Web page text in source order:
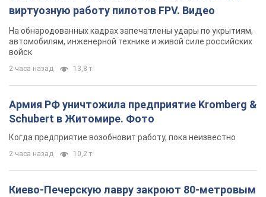
виртуозную работу пилотов FPV. Видео
На обнародованных кадрах запечатлены удары по укрытиям,
автомобилям, инженерной технике и живой силе российских
войск
2 часа назад 13,8 т.
Армия РФ уничтожила предприятие Kromberg &
Schubert в Житомире. Фото
Когда предприятие возобновит работу, пока неизвестно
2 часа назад 10,2 т.
Киево-Печерскую лавру закроют 80-метровым